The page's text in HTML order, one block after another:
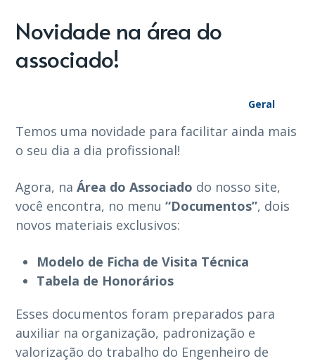
Novidade na área do
associado!
Geral
Temos uma novidade para facilitar ainda mais
o seu dia a dia profissional!
Agora, na Área do Associado do nosso site,
você encontra, no menu “Documentos”, dois
novos materiais exclusivos:
Modelo de Ficha de Visita Técnica
Tabela de Honorários
Esses documentos foram preparados para
auxiliar na organização, padronização e
valorização do trabalho do Engenheiro de